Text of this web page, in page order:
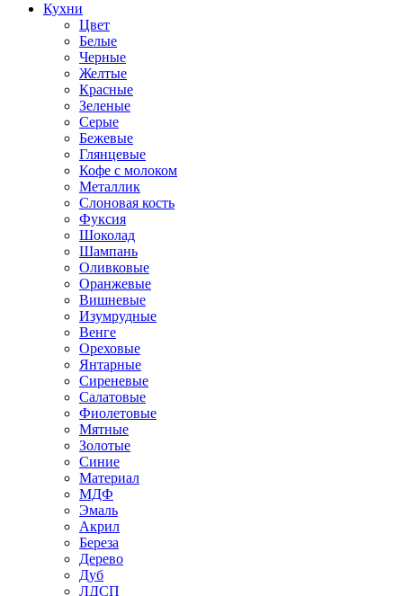
Кухни
Цвет
Белые
Черные
Желтые
Красные
Зеленые
Серые
Бежевые
Глянцевые
Кофе с молоком
Металлик
Слоновая кость
Фуксия
Шоколад
Шампань
Оливковые
Оранжевые
Вишневые
Изумрудные
Венге
Ореховые
Янтарные
Сиреневые
Салатовые
Фиолетовые
Мятные
Золотые
Синие
Материал
МДФ
Эмаль
Акрил
Береза
Дерево
Дуб
ЛДСП